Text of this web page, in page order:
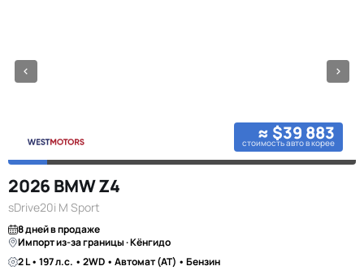
≈ $39 883
стоимость авто в корее
2026 BMW Z4
sDrive20i M Sport
8 дней в продаже
Импорт из-за границы · Кёнгидо
2 L • 197 л.с. • 2WD • Автомат (AT) • Бензин